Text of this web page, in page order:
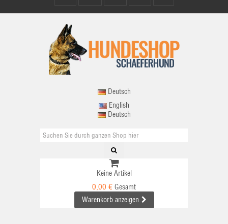
Deutsch
English
Deutsch
Keine Artikel
0,00 € Gesamt
Warenkorb anzeigen